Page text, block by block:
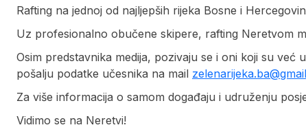
Rafting na jednoj od najljepših rijeka Bosne i
Uz profesionalno obučene skipere, rafting Neretvom
Osim predstavnika medija, pozivaju se i oni koji su već
pošalju podatke učesnika na mail
Za više informacija o samom događaju i udruženju
Vidimo se na Neretvi!